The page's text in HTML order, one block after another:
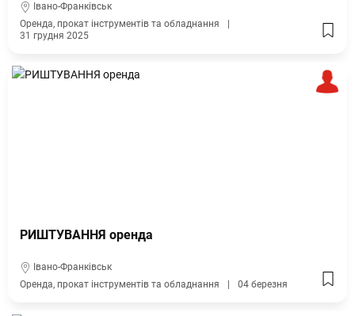
Івано-Франківськ
Оренда, прокат інструментів та обладнання
31 грудня 2025
РИШТУВАННЯ оренда
Івано-Франківськ
Оренда, прокат інструментів та обладнання
04 березня